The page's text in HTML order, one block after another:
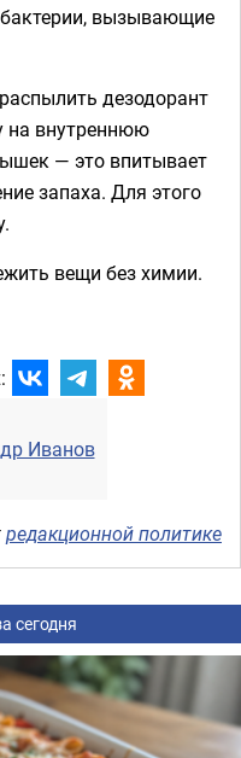
вызывающие
дезодорант
на внутреннюю
— это впитывает
запаха. Для этого
вещи без химии.
Иванов
редакционной политике
сегодня